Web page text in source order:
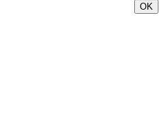
OK